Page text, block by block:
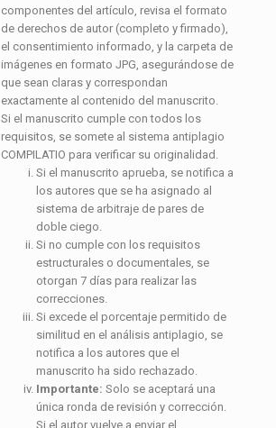
componentes del artículo, revisa el formato
de derechos de autor (completo y firmado),
el consentimiento informado, y la carpeta de
imágenes en formato JPG, asegurándose de
que sean claras y correspondan
exactamente al contenido del manuscrito.
Si el manuscrito cumple con todos los
requisitos, se somete al sistema antiplagio
COMPILATIO para verificar su originalidad.
Si el manuscrito aprueba, se notifica a
los autores que se ha asignado al
sistema de arbitraje de pares de
doble ciego.
Si no cumple con los requisitos
estructurales o documentales, se
otorgan 7 días para realizar las
correcciones.
Si excede el porcentaje permitido de
similitud en el análisis antiplagio, se
notifica a los autores que el
manuscrito ha sido rechazado.
Importante: Solo se aceptará una
única ronda de revisión y corrección.
Si el autor vuelve a enviar el